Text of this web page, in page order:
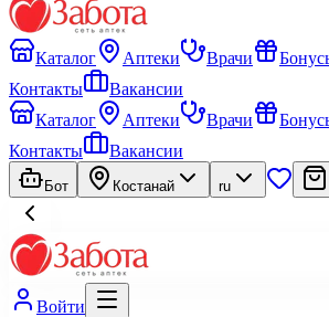
Каталог Аптеки Врачи
Контакты
Вакансии
Каталог
Аптеки Врачи
Контакты
Вакансии
Бот Костанай ru
Войти